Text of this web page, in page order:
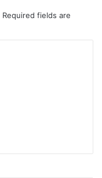
Required fields are